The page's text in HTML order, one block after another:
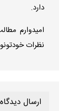
دارد.
امیدوارم
نظرات
ارسال دیدگاه